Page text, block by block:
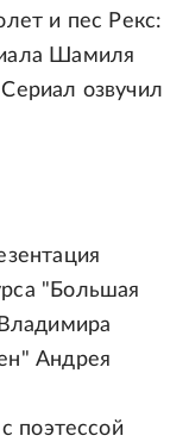
и пес Рекс:
Шамиля
озвучил
"Большая
Андрея
поэтессой